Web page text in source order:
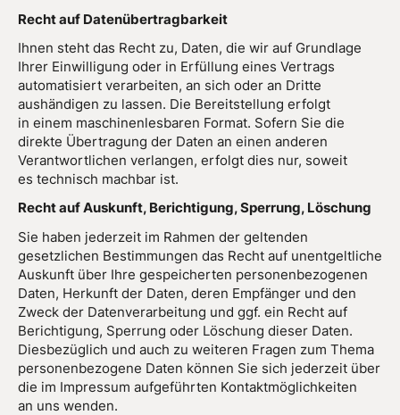
Recht auf Datenübertragbarkeit
Ihnen steht das Recht zu, Daten, die wir auf Grundlage
Ihrer Einwilligung oder in Erfüllung eines Vertrags
automatisiert verarbeiten, an sich oder an Dritte
aushändigen zu lassen. Die Bereitstellung erfolgt
in einem maschinenlesbaren Format. Sofern Sie die
direkte Übertragung der Daten an einen anderen
Verantwortlichen verlangen, erfolgt dies nur, soweit
es technisch machbar ist.
Recht auf Auskunft, Berichtigung, Sperrung, Löschung
Sie haben jederzeit im Rahmen der geltenden
gesetzlichen Bestimmungen das Recht auf unentgeltliche
Auskunft über Ihre gespeicherten personenbezogenen
Daten, Herkunft der Daten, deren Empfänger und den
Zweck der Datenverarbeitung und ggf. ein Recht auf
Berichtigung, Sperrung oder Löschung dieser Daten.
Diesbezüglich und auch zu weiteren Fragen zum Thema
personenbezogene Daten können Sie sich jederzeit über
die im Impressum aufgeführten Kontaktmöglichkeiten
an uns wenden.